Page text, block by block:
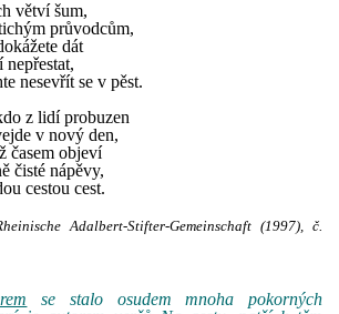
větví šum,
průvodcům,
dát
nesevřít se v pěst.
z lidí probuzen
v nový den,
časem objeví
čisté nápěvy,
cestou cest.
Adalbert-Stifter-Gemeinschaft (1997), č.
se stalo osudem mnoha pokorných